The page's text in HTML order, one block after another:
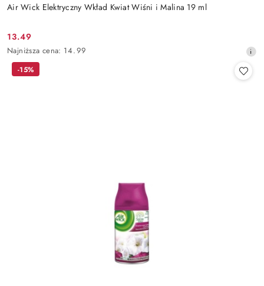
Air Wick Elektryczny Wkład Kwiat Wiśni i Malina 19 ml
Cena
promocyjna:
13.49
Najniższa
cena
Najniższa cena: 14.99
-15%